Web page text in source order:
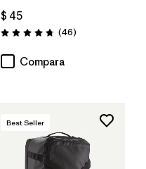
$ 45
Valoración: 4.8 / 5
(46Comentarios
)
Compara
Best Seller